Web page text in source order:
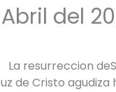
del
La resurreccion
de Cristo